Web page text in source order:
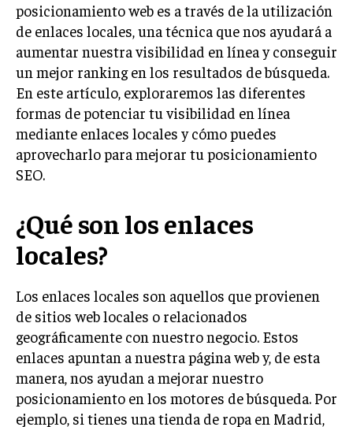
MARKETING
ESTRATEGIAS DE MARKETING
AGENCIAS DE MARKETING
AGENCIAS DE POSICIONAMIENTO WEB SEO
VENTA DE ENLACES
MARKETING DIGITAL
COMUNICACIÓN CORPORATIVA
GESTIÓN DE MARCA
INVESTIGACIÓN DE MERCADO
ANÁLISIS DE COMPETENCIA
GESTIÓN DE CLIENTES
posicionamiento web es a través de la utilización
de enlaces locales, una técnica que nos ayudará a
aumentar nuestra visibilidad en línea y conseguir
un mejor ranking en los resultados de búsqueda.
En este artículo, exploraremos las diferentes
formas de potenciar tu visibilidad en línea
mediante enlaces locales y cómo puedes
aprovecharlo para mejorar tu posicionamiento
SEO.
¿Qué son los enlaces
locales?
Los enlaces locales son aquellos que provienen
de sitios web locales o relacionados
geográficamente con nuestro negocio. Estos
enlaces apuntan a nuestra página web y, de esta
manera, nos ayudan a mejorar nuestro
posicionamiento en los motores de búsqueda. Por
ejemplo, si tienes una tienda de ropa en Madrid,